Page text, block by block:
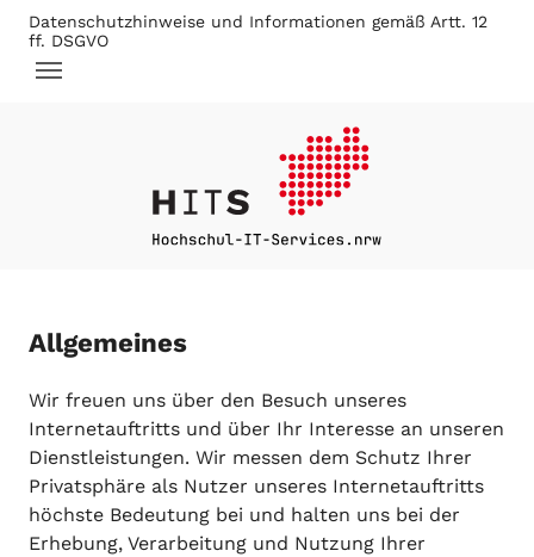
Skip to main navigation
Skip to main content
Skip to page footer
Datenschutzhinweise und Informationen gemäß Artt. 12
ff. DSGVO
Allgemeines
Wir freuen uns über den Besuch unseres
Internetauftritts und über Ihr Interesse an unseren
Dienstleistungen. Wir messen dem Schutz Ihrer
Privatsphäre als Nutzer unseres Internetauftritts
höchste Bedeutung bei und halten uns bei der
Erhebung, Verarbeitung und Nutzung Ihrer